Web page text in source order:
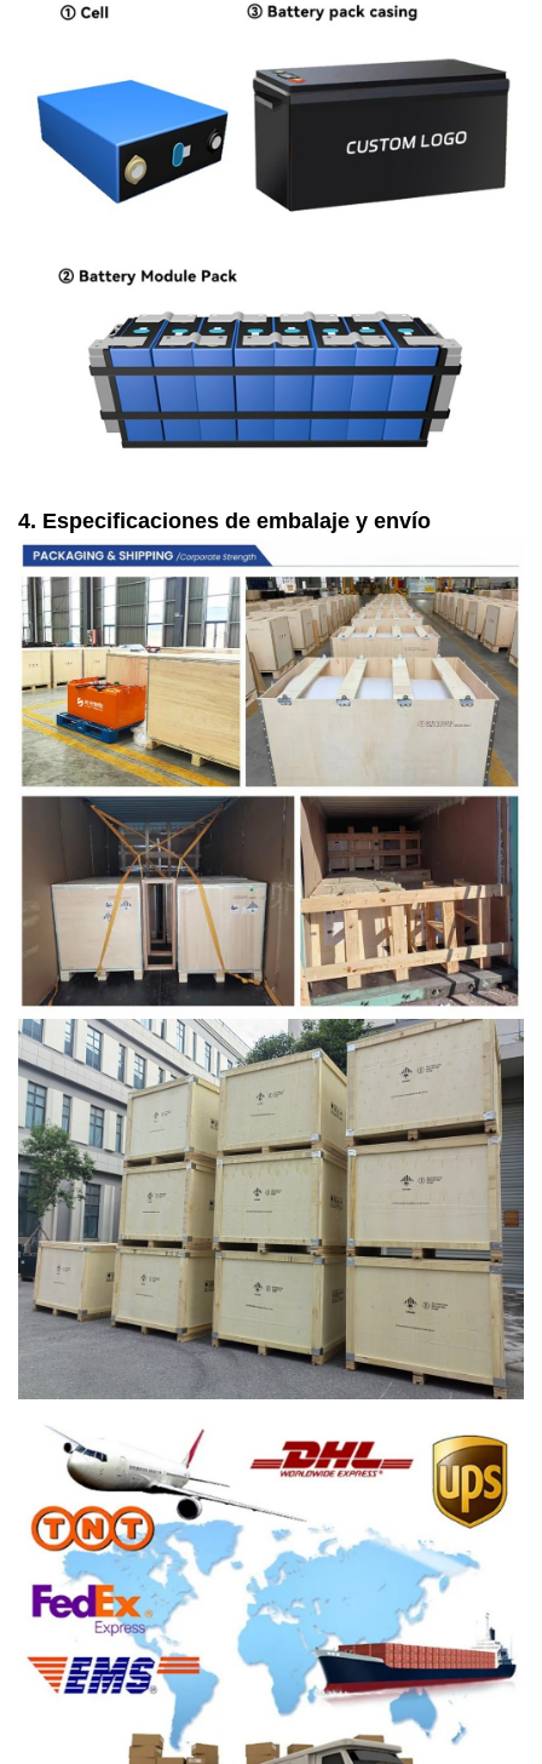
4. Especificaciones de embalaje y envío